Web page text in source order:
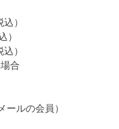
）
）
合
ルの会員）